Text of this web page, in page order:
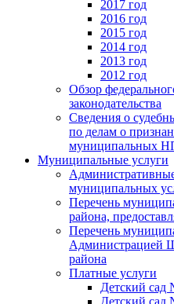
2017 год
2016 год
2015 год
2014 год
2013 год
2012 год
Обзор
законодательства
Сведения о
по делам о
муниципальных
Муниципальные услуги
муниципальных
Перечень
района,
Перечень
Администрацией
района
Платные услуги
Детский сад
Детский